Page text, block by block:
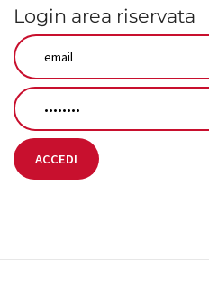
Login area riservata
ACCEDI